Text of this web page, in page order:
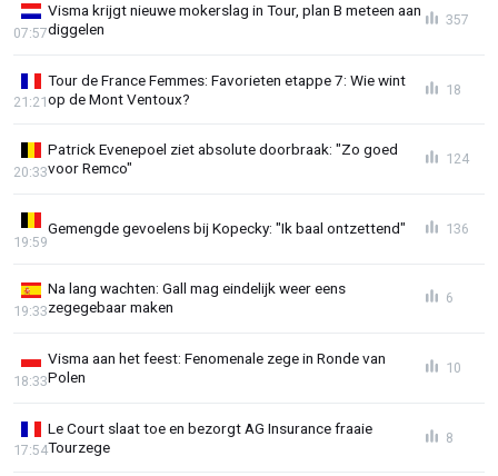
Visma krijgt nieuwe mokerslag in Tour, plan B meteen aan
diggelen
07:57
357
Tour de France Femmes: Favorieten etappe 7: Wie wint
op de Mont Ventoux?
21:21
18
Patrick Evenepoel ziet absolute doorbraak: "Zo goed
voor Remco"
20:33
124
Gemengde gevoelens bij Kopecky: "Ik baal ontzettend"
19:59
136
Na lang wachten: Gall mag eindelijk weer eens
zegegebaar maken
19:33
6
Visma aan het feest: Fenomenale zege in Ronde van
Polen
18:33
10
Le Court slaat toe en bezorgt AG Insurance fraaie
Tourzege
17:54
8